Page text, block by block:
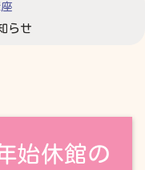
らせ
始休館の